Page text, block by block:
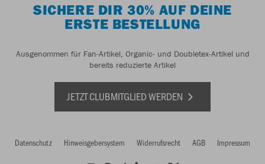
SICHERE DIR 30% AUF DEINE
ERSTE BESTELLUNG
Ausgenommen für Fan-Artikel, Organic- und Doubletex-Artikel und
bereits reduzierte Artikel
JETZT CLUBMITGLIED WERDEN
Datenschutz Hinweisgebersystem Widerrufsrecht AGB Impressum